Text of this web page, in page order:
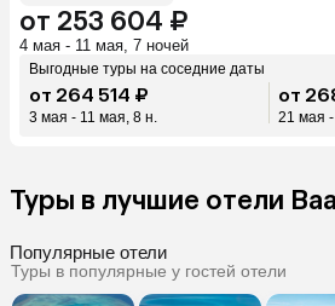
от 253 604 ₽
4 мая - 11 мая, 7 ночей
Выгодные туры на соседние даты
от 264 514 ₽
3 мая - 11 мая, 8 н.
от
21 мая
Туры в лучшие отели
Популярные отели
Туры в популярные у гостей отели